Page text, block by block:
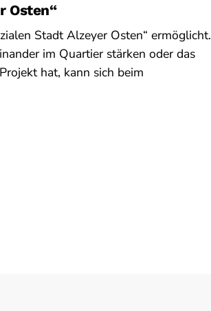
Osten“
Stadt Alzeyer Osten“ ermöglicht.
im Quartier stärken oder das
hat, kann sich beim